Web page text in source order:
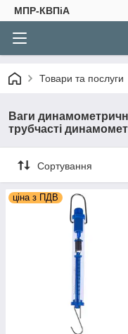
МПР-КВПіА
Товари та послуги
Ваги
трубчасті
Сортування
ціна з ПДВ